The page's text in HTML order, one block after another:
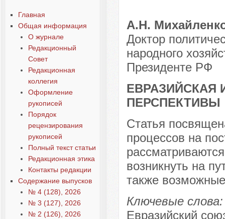
Главная
Общая информация
О журнале
Редакционный
Совет
Редакционная
коллегия
Оформление
рукописей
Порядок
рецензирования
рукописей
Полный текст статьи
Редакционная этика
Контакты редакции
Содержание выпусков
№ 4 (128), 2026
№ 3 (127), 2026
№ 2 (126), 2026
А.Н.
Доктор
народного
Президенте РФ
ЕВРАЗИЙСКАЯ
ПЕРСПЕКТИВЫ
Статья
процессов на
возникнуть на
также
Ключевые слова:
Евразийский